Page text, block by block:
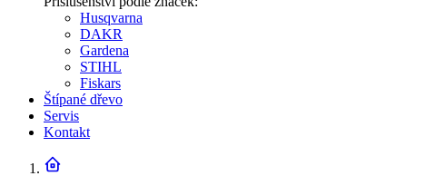
Husqvarna
DAKR
Gardena
STIHL
Fiskars
Štípané dřevo
Servis
Kontakt